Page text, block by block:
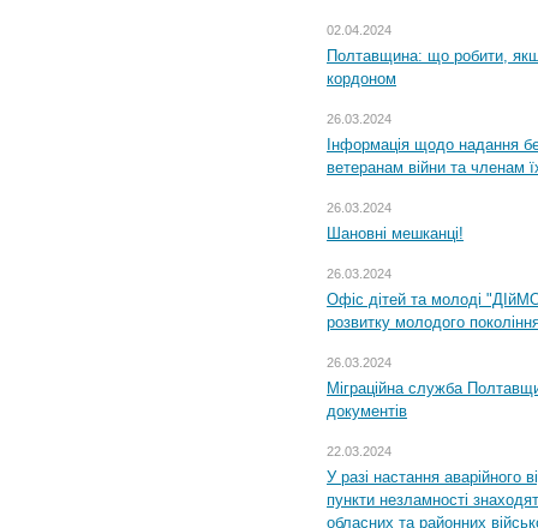
02.04.2024
Полтавщина: що робити,
кордоном
26.03.2024
Інформація щодо надання
ветеранам війни та членам
26.03.2024
Шановні мешканці!
26.03.2024
Офіс дітей та молоді
розвитку молодого
26.03.2024
Міграційна служба
документів
22.03.2024
У разі настання аварійного
пункти незламності
обласних та районних